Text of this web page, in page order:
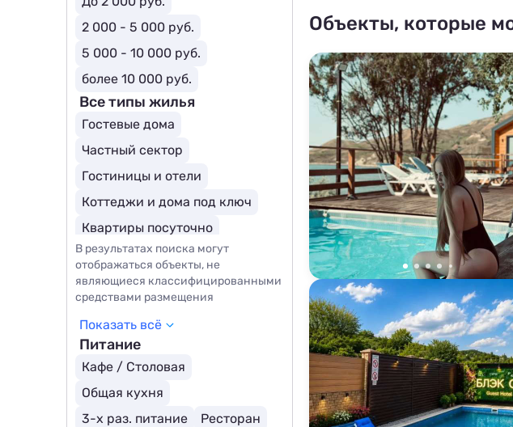
Объекты, которые
2 000 - 5 000 руб.
5 000 - 10 000 руб.
более 10 000 руб.
Все типы жилья
Гостевые дома
Частный сектор
Гостиницы и отели
Коттеджи и дома под ключ
Квартиры посуточно
Базы отдыха
Эллинги
Комнаты
Бутик-отели
Курортные отели
В результатах поиска могут
отображаться объекты, не
являющиеся классифицированными
средствами размещения
Показать всё
Питание
Кафе / Столовая
Общая кухня
3-х раз. питание
Ресторан